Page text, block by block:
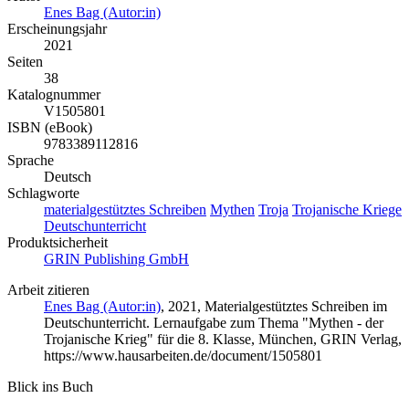
Enes Bag (Autor:in)
Erscheinungsjahr
2021
Seiten
38
Katalognummer
V1505801
ISBN (eBook)
9783389112816
Sprache
Deutsch
Schlagworte
materialgestütztes Schreiben Mythen Troja Trojanische Kriege
Deutschunterricht
Produktsicherheit
GRIN Publishing GmbH
Arbeit zitieren
Enes Bag (Autor:in), 2021, Materialgestütztes Schreiben im
Deutschunterricht. Lernaufgabe zum Thema "Mythen - der
Trojanische Krieg" für die 8. Klasse, München, GRIN Verlag,
https://www.hausarbeiten.de/document/1505801
Blick ins Buch